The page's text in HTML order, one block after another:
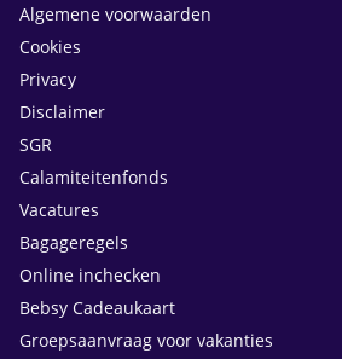
Algemene voorwaarden
Cookies
Privacy
Disclaimer
SGR
Calamiteitenfonds
Vacatures
Bagageregels
Online inchecken
Bebsy Cadeaukaart
Groepsaanvraag voor vakanties